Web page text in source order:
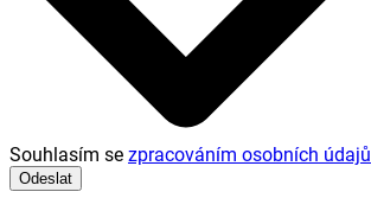
Souhlasím se zpracováním osobních údajů
Odeslat